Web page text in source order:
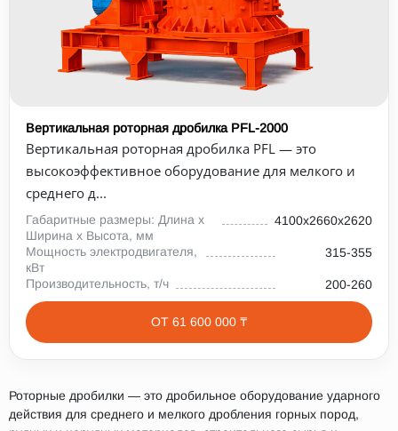
Вертикальная роторная дробилка PFL-2000
Вертикальная роторная дробилка PFL — это
высокоэффективное оборудование для мелкого и
среднего д...
Габаритные размеры: Длина х
Ширина х Высота, мм
4100х2660х2620
Мощность электродвигателя,
кВт
315-355
Производительность, т/ч 200-260
ОТ 61 600 000 ₸
Роторные дробилки — это дробильное оборудование ударного
действия для среднего и мелкого дробления горных пород,